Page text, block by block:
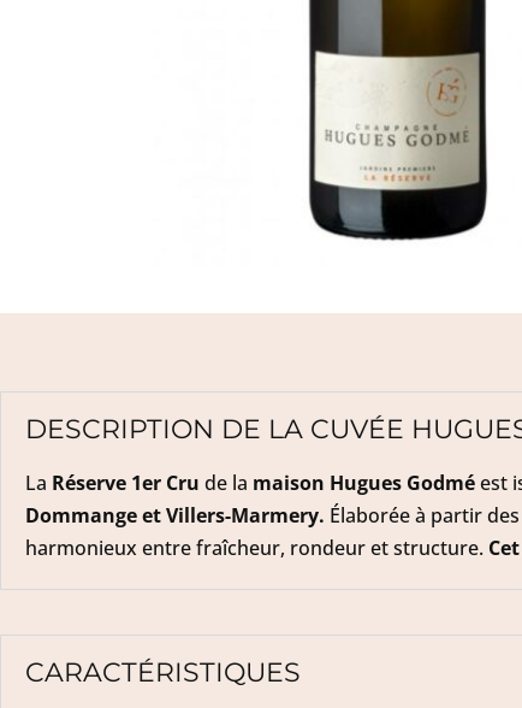
DESCRIPTION DE LA CUVÉE
La Réserve 1er Cru de la maison Hugues Godméest
Dommange et Villers-Marmery. Élaborée à partir des
harmonieux entre fraîcheur, rondeur et structure.
CARACTÉRISTIQUES